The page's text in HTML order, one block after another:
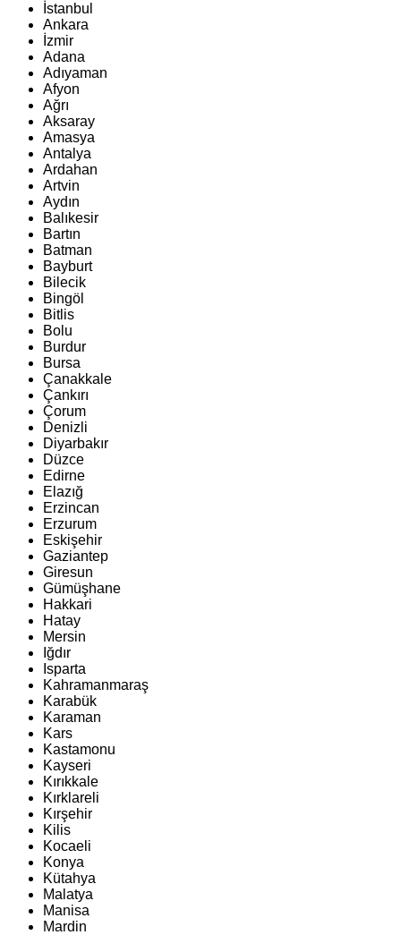
İstanbul
Ankara
İzmir
Adana
Adıyaman
Afyon
Ağrı
Aksaray
Amasya
Antalya
Ardahan
Artvin
Aydın
Balıkesir
Bartın
Batman
Bayburt
Bilecik
Bingöl
Bitlis
Bolu
Burdur
Bursa
Çanakkale
Çankırı
Çorum
Denizli
Diyarbakır
Düzce
Edirne
Elazığ
Erzincan
Erzurum
Eskişehir
Gaziantep
Giresun
Gümüşhane
Hakkari
Hatay
Mersin
Iğdır
Isparta
Kahramanmaraş
Karabük
Karaman
Kars
Kastamonu
Kayseri
Kırıkkale
Kırklareli
Kırşehir
Kilis
Kocaeli
Konya
Kütahya
Malatya
Manisa
Mardin